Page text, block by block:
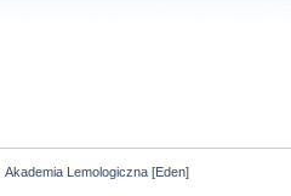
Akademia Lemologiczna [Eden]